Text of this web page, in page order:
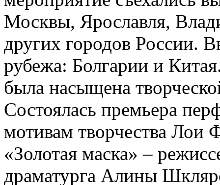
Москвы, Ярославля,
других городов России.
рубежа: Болгарии и
была насыщена
Состоялась премьера
мотивам творчества Лои
«Золотая маска» –
драматурга Алины